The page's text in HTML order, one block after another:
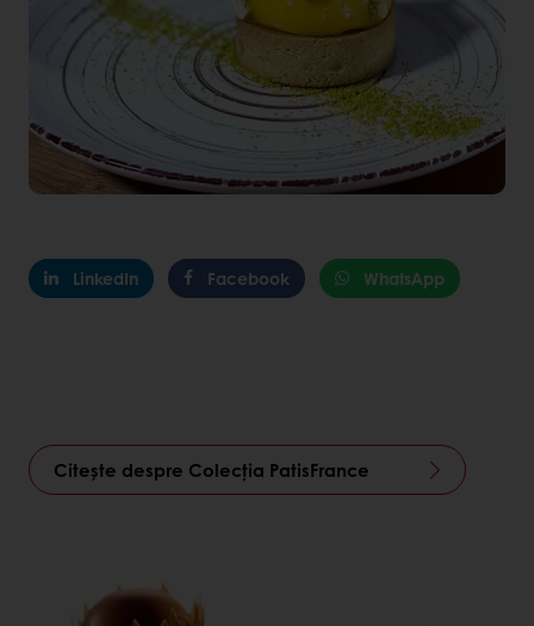
LinkedIn Facebook WhatsApp
Citește despre Colecția PatisFrance